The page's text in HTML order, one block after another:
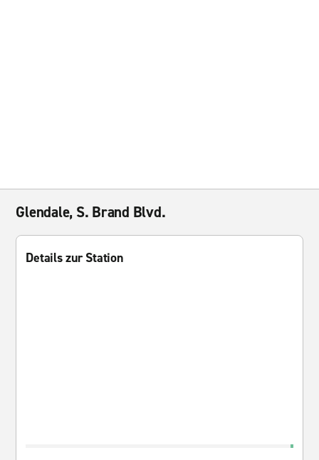
Glendale, S. Brand Blvd.
Details zur Station